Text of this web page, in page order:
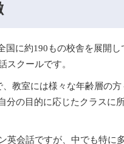
国に約190もの校舎を展開
スクールです。
教室には様々な年齢層の
分の目的に応じたクラスに
英会話ですが、中でも特に